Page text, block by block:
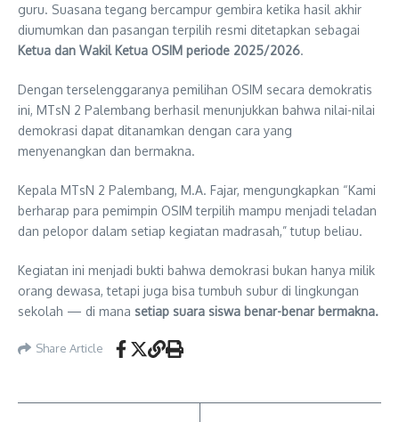
guru. Suasana tegang bercampur gembira ketika hasil akhir
diumumkan dan pasangan terpilih resmi ditetapkan sebagai
Ketua dan Wakil Ketua OSIM periode 2025/2026.
Dengan terselenggaranya pemilihan OSIM secara demokratis
ini, MTsN 2 Palembang berhasil menunjukkan bahwa nilai-nilai
demokrasi dapat ditanamkan dengan cara yang
menyenangkan dan bermakna.
Kepala MTsN 2 Palembang, M.A. Fajar, mengungkapkan “Kami
berharap para pemimpin OSIM terpilih mampu menjadi teladan
dan pelopor dalam setiap kegiatan madrasah,” tutup beliau.
Kegiatan ini menjadi bukti bahwa demokrasi bukan hanya milik
orang dewasa, tetapi juga bisa tumbuh subur di lingkungan
sekolah — di mana setiap suara siswa benar-benar bermakna.
Share Article